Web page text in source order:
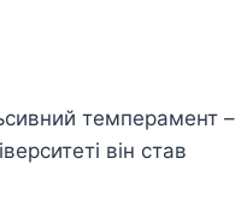
темперамент –
він став